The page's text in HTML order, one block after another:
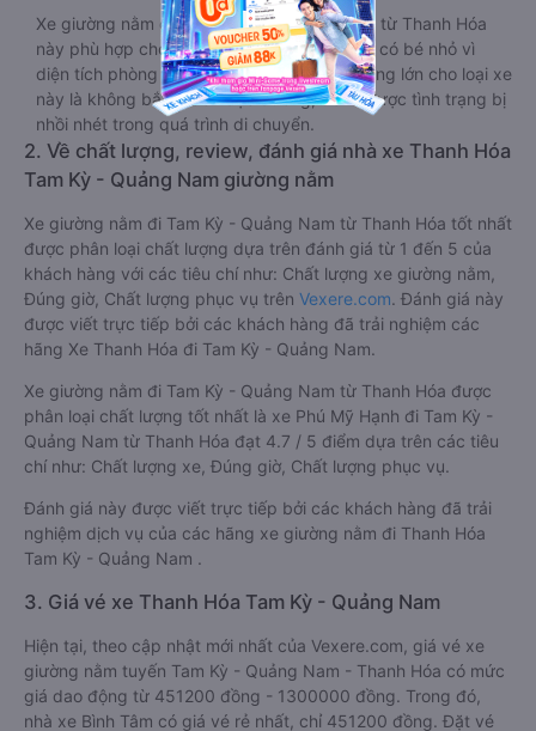
Xe giường nằm đôi đi Tam Kỳ - Quảng Nam từ Thanh Hóa
này phù hợp cho các cặp đôi hoặc gia đình có bé nhỏ vì
diện tích phòng rộng, riêng tư. Một điểm cộng lớn cho loại xe
này là không bắt khách dọc đường, tránh được tình trạng bị
nhồi nhét trong quá trình di chuyển.
2. Về chất lượng, review, đánh giá nhà xe Thanh Hóa
Tam Kỳ - Quảng Nam giường nằm
Xe giường nằm đi Tam Kỳ - Quảng Nam từ Thanh Hóa tốt nhất
được phân loại chất lượng dựa trên đánh giá từ 1 đến 5 của
khách hàng với các tiêu chí như: Chất lượng xe giường nằm,
Đúng giờ, Chất lượng phục vụ trên Vexere.com. Đánh giá này
được viết trực tiếp bởi các khách hàng đã trải nghiệm các
hãng Xe Thanh Hóa đi Tam Kỳ - Quảng Nam.
Xe giường nằm đi Tam Kỳ - Quảng Nam từ Thanh Hóa được
phân loại chất lượng tốt nhất là xe Phú Mỹ Hạnh đi Tam Kỳ -
Quảng Nam từ Thanh Hóa đạt 4.7 / 5 điểm dựa trên các tiêu
chí như: Chất lượng xe, Đúng giờ, Chất lượng phục vụ.
Đánh giá này được viết trực tiếp bởi các khách hàng đã trải
nghiệm dịch vụ của các hãng xe giường nằm đi Thanh Hóa
Tam Kỳ - Quảng Nam .
3. Giá vé xe Thanh Hóa Tam Kỳ - Quảng Nam
Hiện tại, theo cập nhật mới nhất của Vexere.com, giá vé xe
giường nằm tuyến Tam Kỳ - Quảng Nam - Thanh Hóa có mức
giá dao động từ 451200 đồng - 1300000 đồng. Trong đó,
nhà xe Bình Tâm có giá vé rẻ nhất, chỉ 451200 đồng. Đặt vé